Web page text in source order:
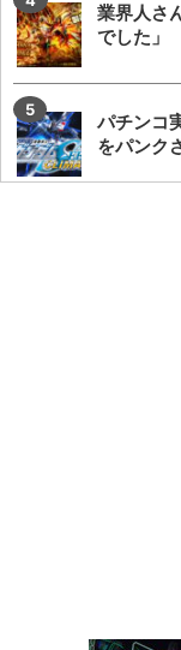
業界人さ
でした」
パチンコ
をパンク